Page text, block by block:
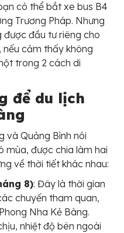
có thể bắt xe bus B4
Trương Pháp. Nhưng
được đầu tư riêng cho
nếu cảm thấy không
trong 2 cách di
để du lịch
và Quảng Bình nói
mùa, được chia làm hai
về thời tiết khác nhau:
8): Đây là thời gian
chuyến tham quan,
Nha Kẻ Bàng.
nhiệt độ bên ngoài